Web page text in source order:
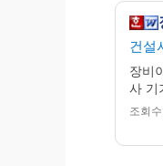
건설
장비
사 기
조회